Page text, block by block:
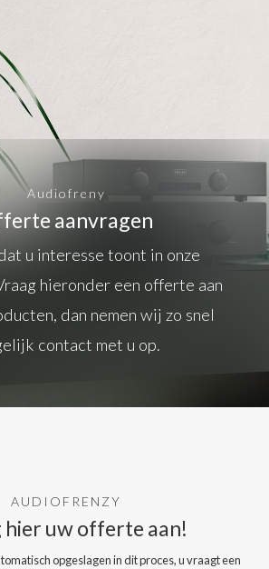
Audiofreny
aanvragen
u interesse toont in onze
hieronder een offerte aan
dan nemen wij zo snel
contact met u op.
AUDIOFRENZY
hier uw offerte aan!
opgeslagen in dit proces, u vraagt een